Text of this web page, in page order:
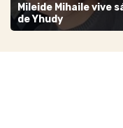
Mileide Mihaile vive
de Yhudy